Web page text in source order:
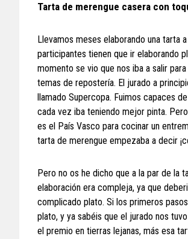
Tarta de merengue casera con
Llevamos meses elaborando una tarta
participantes tienen que ir elaborando
momento se vio que nos iba a salir
temas de repostería. El jurado a
llamado Supercopa. Fuimos capaces
cada vez iba teniendo mejor pinta.
es el País Vasco para cocinar un
tarta de merengue empezaba a decir
Pero no os he dicho que a la par de la
elaboración era compleja, ya que
complicado plato. Si los primeros
plato, y ya sabéis que el jurado nos
el premio en tierras lejanas, más esa